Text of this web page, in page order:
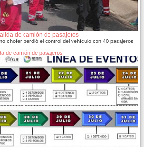
de camión de pasajeros
chofer perdió el control del vehículo con 40 pasajeros
de camión de pasajeros